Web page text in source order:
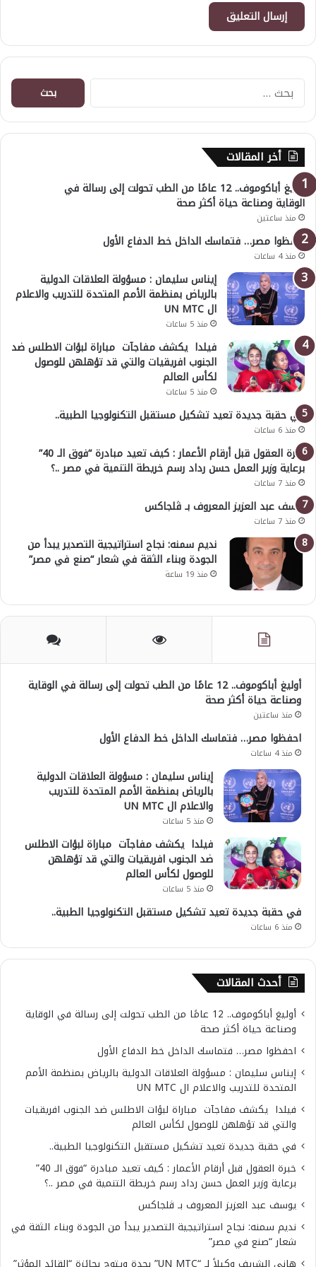
البحث
عن:
أخر المقالات
أوليغ أباكوموف.. 12 عامًا من الطب تحولت إلى رسالة في
الوقاية وصناعة حياة أكثر صحة
منذ ساعتين
احفظوا مصر… فتماسك الداخل خط الدفاع الأول
منذ 4 ساعات
إيناس سليمان : مسؤولة العلاقات الدولية
بالرياض بمنظمة الأمم المتحدة للتدريب والاعلام
ال UN MTC
منذ 5 ساعات
فيلدا يكشف مفاجآت مباراة لبؤات الاطلس ضد
الجنوب افريقيات والتي قد تؤهلهن للوصول
لكأس العالم
منذ 5 ساعات
في حقبة جديدة تعيد تشكيل مستقبل التكنولوجيا الطبية..
منذ 6 ساعات
خبرة العقول قبل أرقام الأعمار : كيف تعيد مبادرة “فوق الـ 40”
برعاية وزير العمل حسن رداد رسم خريطة التنمية في مصر ..؟
منذ 7 ساعات
يوسف عبد العزيز المعروف بـ ڤلجاكس
منذ 7 ساعات
نديم سمنه: نجاح استراتيجية التصدير يبدأ من
الجودة وبناء الثقة في شعار “صنع في مصر”
منذ 19 ساعة
أوليغ أباكوموف.. 12 عامًا من الطب تحولت إلى رسالة في الوقاية
وصناعة حياة أكثر صحة
منذ ساعتين
احفظوا مصر… فتماسك الداخل خط الدفاع الأول
منذ 4 ساعات
إيناس سليمان : مسؤولة العلاقات الدولية
بالرياض بمنظمة الأمم المتحدة للتدريب
والاعلام ال UN MTC
منذ 5 ساعات
فيلدا يكشف مفاجآت مباراة لبؤات الاطلس
ضد الجنوب افريقيات والتي قد تؤهلهن
للوصول لكأس العالم
منذ 5 ساعات
في حقبة جديدة تعيد تشكيل مستقبل التكنولوجيا الطبية..
منذ 6 ساعات
أحدث المقالات
أوليغ أباكوموف.. 12 عامًا من الطب تحولت إلى رسالة في الوقاية
وصناعة حياة أكثر صحة
احفظوا مصر… فتماسك الداخل خط الدفاع الأول
إيناس سليمان : مسؤولة العلاقات الدولية بالرياض بمنظمة الأمم
المتحدة للتدريب والاعلام ال UN MTC
فيلدا يكشف مفاجآت مباراة لبؤات الاطلس ضد الجنوب افريقيات
والتي قد تؤهلهن للوصول لكأس العالم
في حقبة جديدة تعيد تشكيل مستقبل التكنولوجيا الطبية..
خبرة العقول قبل أرقام الأعمار : كيف تعيد مبادرة “فوق الـ 40”
برعاية وزير العمل حسن رداد رسم خريطة التنمية في مصر ..؟
يوسف عبد العزيز المعروف بـ ڤلجاكس
نديم سمنه: نجاح استراتيجية التصدير يبدأ من الجودة وبناء الثقة في
شعار “صنع في مصر”